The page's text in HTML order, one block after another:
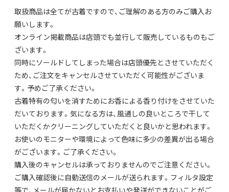
取扱商品は全てが古着ですので、ご理解のある方のみご購入お
願いします。
オンライン掲載商品は店頭でも並行して販売しているものもご
ざいます。
同時にソールドしてしまった場合は店頭優先とさせていただく
ため、ご注文をキャンセルさせていただく可能性がございま
す。予めご了承ください。
古着特有の匂いを消すためにお香による香り付けをさせていた
だいております。気になる方は、風通しの良いところで干して
いただくかクリーニングしていただくと良いかと思われます。
お使いのモニターや環境によって色味に多少の差異が出る場合
がございます。ご了承ください。
購入後のキャンセルは承っておりませんのでご注意ください。
ご購入確認後に自動送信のメールが送られます。フィルタ設定